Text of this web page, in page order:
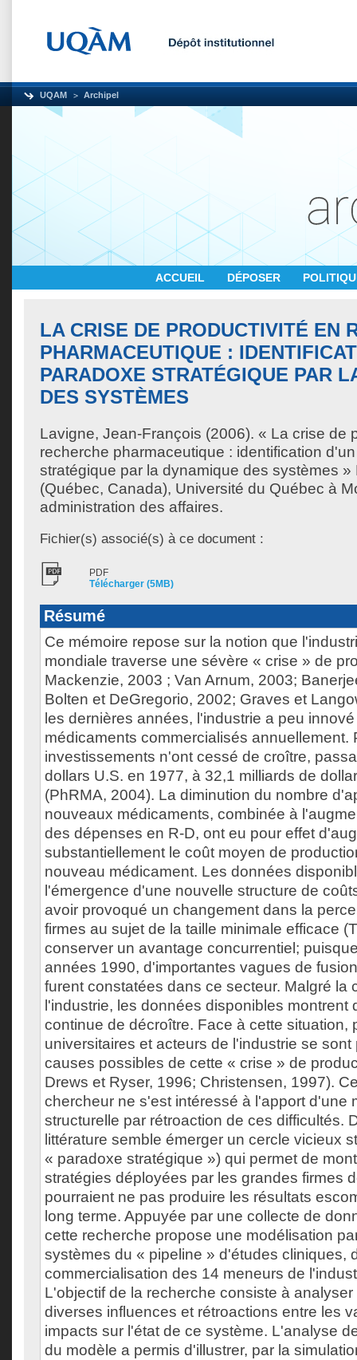
UQAM Archipel
ACCUEIL DÉPOSER
LA CRISE DE PRODUCTIVITÉ EN
PHARMACEUTIQUE :
PARADOXE STRATÉGIQUE PAR
DES SYSTÈMES
Lavigne, Jean-François (2006). « La crise de
recherche pharmaceutique : identification
stratégique par la dynamique des systèmes »
(Québec, Canada), Université du Québec à
administration des affaires.
Fichier(s) associé(s) à ce document :
PDF
Télécharger (5MB)
Résumé
Ce mémoire repose sur la notion que
mondiale traverse une sévère « crise » de
Mackenzie, 2003 ; Van Arnum, 2003;
Bolten et DeGregorio, 2002; Graves et
les dernières années, l'industrie a peu
médicaments commercialisés annuellement.
investissements n'ont cessé de croître,
dollars U.S. en 1977, à 32,1 milliards de
(PhRMA, 2004). La diminution du nombre
nouveaux médicaments, combinée à
des dépenses en R-D, ont eu pour effet
substantiellement le coût moyen de
nouveau médicament. Les données
l'émergence d'une nouvelle structure de
avoir provoqué un changement dans la
firmes au sujet de la taille minimale efficace
conserver un avantage concurrentiel;
années 1990, d'importantes vagues de
furent constatées dans ce secteur. Malgré la
l'industrie, les données disponibles montrent
continue de décroître. Face à cette situation,
universitaires et acteurs de l'industrie se
causes possibles de cette « crise » de
Drews et Ryser, 1996; Christensen, 1997).
chercheur ne s'est intéressé à l'apport d'une
structurelle par rétroaction de ces difficultés.
littérature semble émerger un cercle vicieux
« paradoxe stratégique ») qui permet de
stratégies déployées par les grandes firmes
pourraient ne pas produire les résultats
long terme. Appuyée par une collecte de
cette recherche propose une modélisation
systèmes du « pipeline » d'études cliniques,
commercialisation des 14 meneurs de
L'objectif de la recherche consiste à
diverses influences et rétroactions entre les
impacts sur l'état de ce système. L'analyse
du modèle a permis d'illustrer, par la